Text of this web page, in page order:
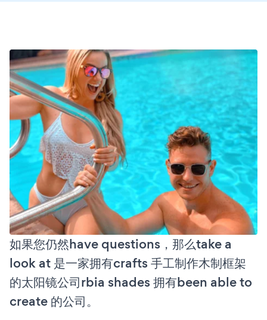
如果您仍然have questions，那么take a
look at 是一家拥有crafts 手工制作木制框架
的太阳镜公司rbia shades 拥有been able to
create 的公司。